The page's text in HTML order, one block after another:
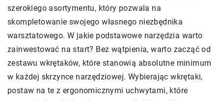
szerokiego asortymentu, który pozwala na
skompletowanie swojego własnego niezbędnika
warsztatowego. W jakie podstawowe narzędzia warto
zainwestować na start? Bez wątpienia, warto zacząć od
zestawu wkrętaków, które stanowią absolutne minimum
w każdej skrzynce narzędziowej. Wybierając wkrętaki,
postaw na te z ergonomicznymi uchwytami, które